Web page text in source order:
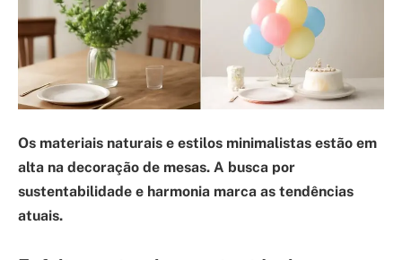
Os materiais naturais e estilos minimalistas estão em
alta na decoração de mesas. A busca por
sustentabilidade e harmonia marca as tendências
atuais.